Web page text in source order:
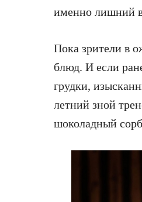
именно лишний
Пока зрители в
блюд. И если
грудки,
летний зной
шоколадный